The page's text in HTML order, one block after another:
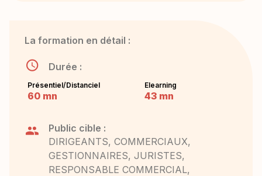
La formation en détail :
Durée :
Présentiel/Distanciel
60 mn
Elearning
43 mn
Public cible :
DIRIGEANTS, COMMERCIAUX,
GESTIONNAIRES, JURISTES,
RESPONSABLE COMMERCIAL,